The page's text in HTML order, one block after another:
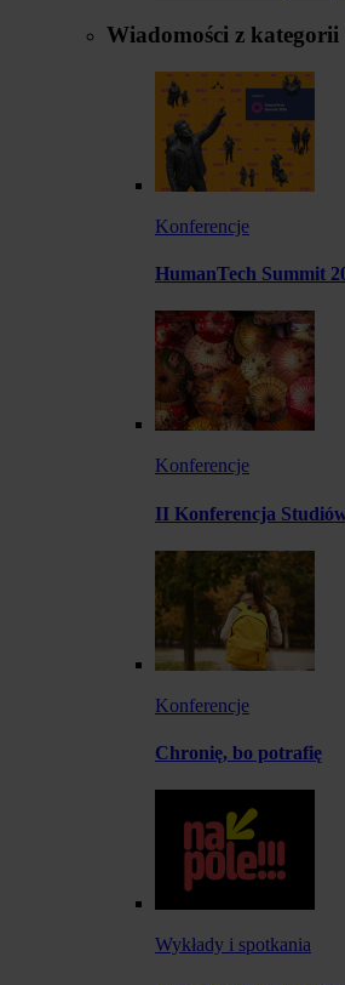
Wiadomości z kategorii
Konferencje
HumanTech Summit
Konferencje
II Konferencja
Konferencje
Chronię, bo potrafię
Wykłady i spotkania